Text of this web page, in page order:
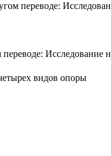
переводе:
Исследование
видов опоры